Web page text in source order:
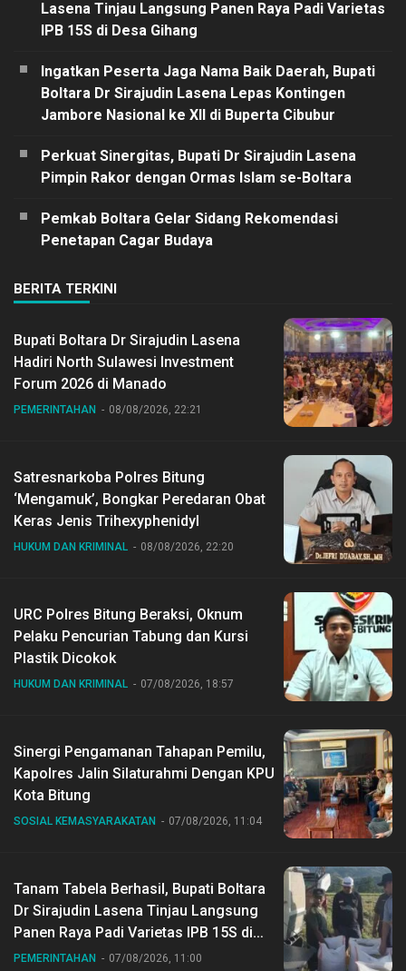
Lasena Tinjau Langsung Panen Raya Padi Varietas
IPB 15S di Desa Gihang
Ingatkan Peserta Jaga Nama Baik Daerah, Bupati
Boltara Dr Sirajudin Lasena Lepas Kontingen
Jambore Nasional ke XII di Buperta Cibubur
Perkuat Sinergitas, Bupati Dr Sirajudin Lasena
Pimpin Rakor dengan Ormas Islam se-Boltara
Pemkab Boltara Gelar Sidang Rekomendasi
Penetapan Cagar Budaya
BERITA TERKINI
Bupati Boltara Dr Sirajudin Lasena
Hadiri North Sulawesi Investment
Forum 2026 di Manado
PEMERINTAHAN 08/08/2026, 22:21
Satresnarkoba Polres Bitung
‘Mengamuk’, Bongkar Peredaran Obat
Keras Jenis Trihexyphenidyl
HUKUM DAN KRIMINAL 08/08/2026, 22:20
URC Polres Bitung Beraksi, Oknum
Pelaku Pencurian Tabung dan Kursi
Plastik Dicokok
HUKUM DAN KRIMINAL 07/08/2026, 18:57
Sinergi Pengamanan Tahapan Pemilu,
Kapolres Jalin Silaturahmi Dengan KPU
Kota Bitung
SOSIAL KEMASYARAKATAN 07/08/2026, 11:04
Tanam Tabela Berhasil, Bupati Boltara
Dr Sirajudin Lasena Tinjau Langsung
Panen Raya Padi Varietas IPB 15S di
Desa Gihang
PEMERINTAHAN 07/08/2026, 11:00